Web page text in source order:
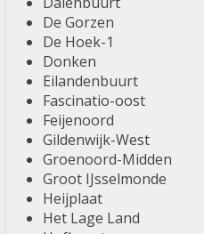
De Gorzen
De Hoek-1
Donken
Eilandenbuurt
Fascinatio-oost
Feijenoord
Gildenwijk-West
Groenoord-Midden
Groot IJsselmonde
Heijplaat
Het Lage Land